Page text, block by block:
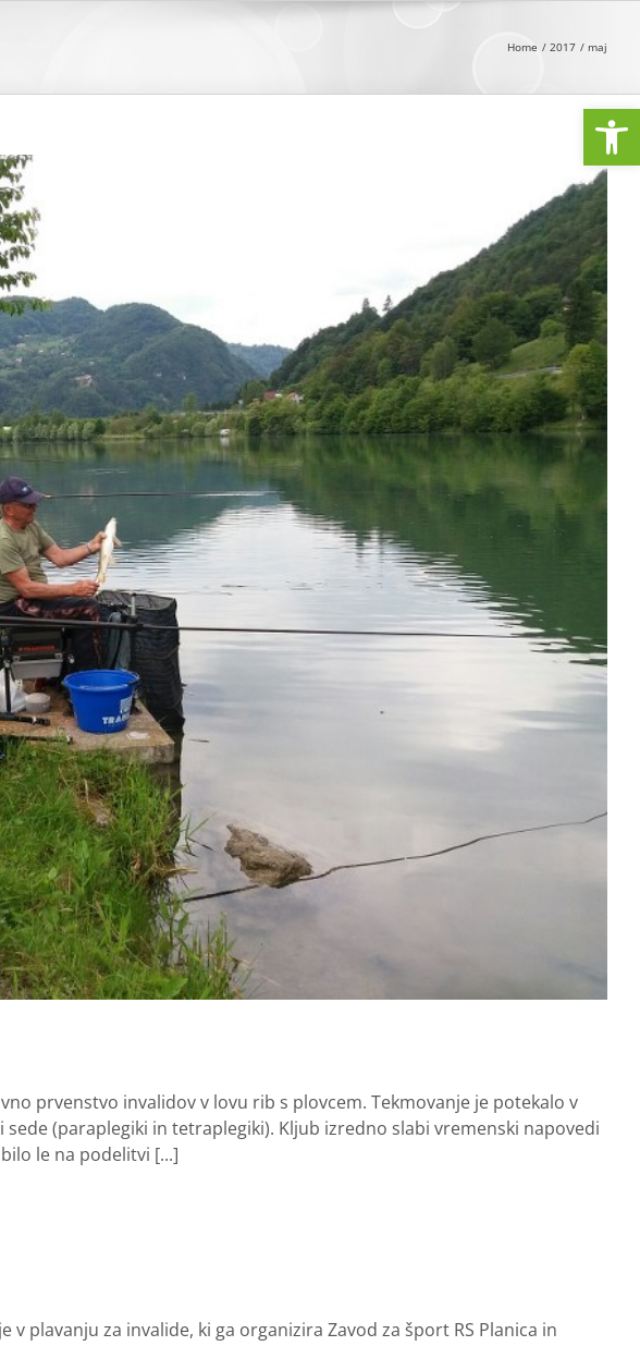
Home 2017 maj
prvenstvo invalidov v lovu rib s plovcem. Tekmovanje je potekalo v
(paraplegiki in tetraplegiki). Kljub izredno slabi vremenski napovedi
le na podelitvi [...]
plavanju za invalide, ki ga organizira Zavod za šport RS Planica in